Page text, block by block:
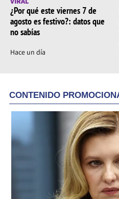
¿Por qué este viernes 7 de
agosto es festivo?: datos que
no sabías
Hace un día